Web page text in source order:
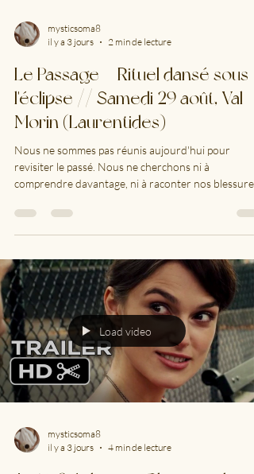
mysticsoma8
il y a 3 jours
2 min de lecture
Le Passage — Rituel dansé sous
l'éclipse // Samedi 29 août, Val
Morin (Laurentides)
Nous ne sommes pas réunis aujourd'hui pour
ni à revivre nos expériences, ni à traverser nos
Nous sommes ici pour rencontrer le vivant. Celui
existe avant les récits. Avant les identités. Avant les
rôles. Avant tout ce que nous avons appris à
sur nous-mêmes. L'éclipse ouvre un espace de
disponibilité. Mercure cazimi apporte une clarté
nouvelle. Aujourd'hui, nous c
Load video